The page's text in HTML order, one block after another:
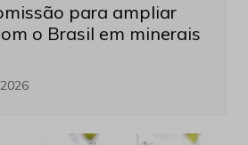
para ampliar
o Brasil em minerais